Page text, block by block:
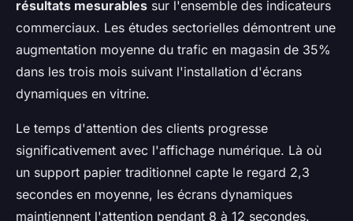
résultats mesurables sur l'ensemble des indicateurs
commerciaux. Les études sectorielles démontrent une
augmentation moyenne du trafic en magasin de 35%
dans les trois mois suivant l'installation d'écrans
dynamiques en vitrine.
Le temps d'attention des clients progresse
significativement avec l'affichage numérique. Là où
un support papier traditionnel capte le regard 2,3
secondes en moyenne, les écrans dynamiques
maintiennent l'attention pendant 8 à 12 secondes.